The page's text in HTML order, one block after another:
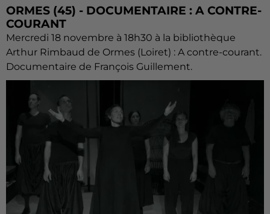
ORMES (45) - DOCUMENTAIRE : A CONTRE-
COURANT
Mercredi 18 novembre à 18h30 à la bibliothèque
Arthur Rimbaud de Ormes (Loiret) : A contre-courant.
Documentaire de François Guillement.